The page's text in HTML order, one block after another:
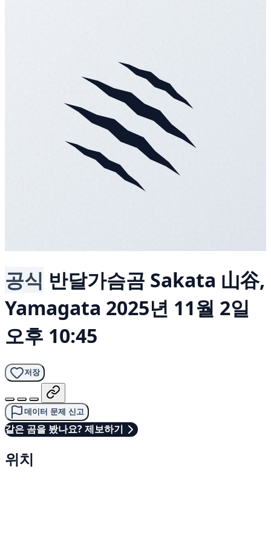
공식 반달가슴곰 Sakata 山谷,
Yamagata 2025년 11월 2일
오후 10:45
저장
데이터 문제 신고
같은 곰을 봤나요? 제보하기
위치